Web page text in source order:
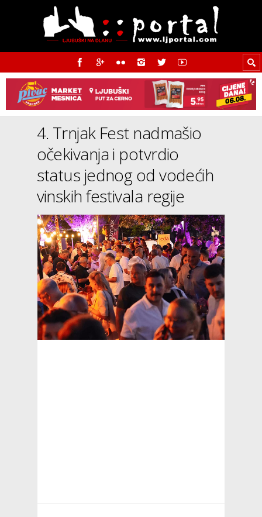
4. Trnjak Fest nadmašio
očekivanja i potvrdio
status jednog od vodećih
vinskih festivala regije